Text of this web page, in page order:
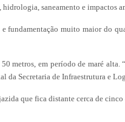
saneamento e impactos
muito maior do
em período de maré
da Secretaria de Infraestrutura e
que fica distante cerca de